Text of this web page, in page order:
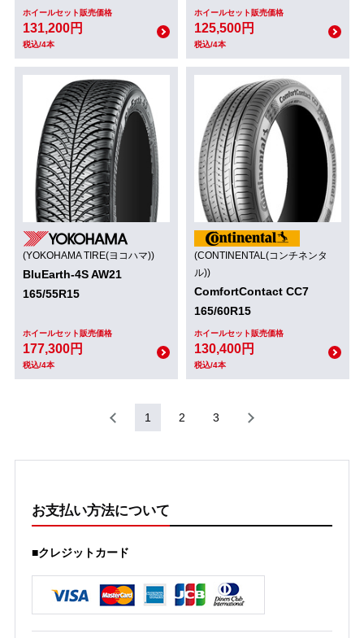
ホイールセット販売価格
131,200円
税込/4本
ホイールセット販売価格
125,500円
税込/4本
(YOKOHAMA TIRE(ヨコハマ))
BluEarth-4S AW21
165/55R15
ホイールセット販売価格
177,300円
税込/4本
(CONTINENTAL(コンチネンタ
ル))
ComfortContact CC7
165/60R15
ホイールセット販売価格
130,400円
税込/4本
1 2 3
お支払い方法について
■クレジットカード